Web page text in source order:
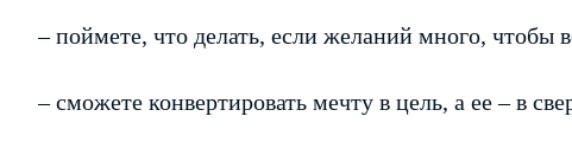
– поймете, что делать, если желаний много, чтобы
– сможете конвертировать мечту в цель, а ее – в